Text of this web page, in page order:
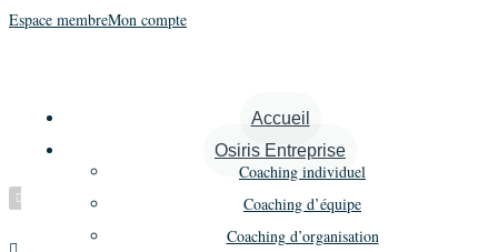
Espace membreMon compte
Accueil
Osiris Entreprise
Coaching individuel
Coaching d’équipe
Coaching d’organisation
De Casteja Véronique